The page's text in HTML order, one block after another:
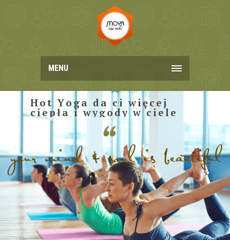
MENU
Ho t Yo ga d a c i więc e j
ciepła i wygo dy w c iele